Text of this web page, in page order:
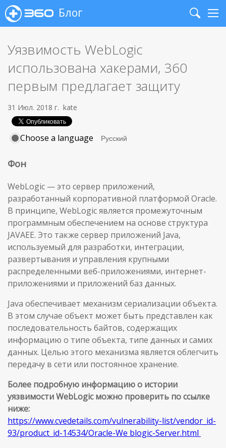
Блог
Search
Уязвимость WebLogic
использована хакерами, 360
первым предлагает защиту
31 Июл. 2018 г. kate
Choose a language
Фон
WebLogic — это сервер приложений,
разработанный корпоративной платформой Oracle.
В принципе, WebLogic является промежуточным
программным обеспечением на основе структура
JAVAEE. Это также сервер приложений Java,
используемый для разработки, интеграции,
развертывания и управления крупными
распределенными веб-приложениями, интернет-
приложениями и приложений баз данных.
Java обеспечивает механизм сериализации объекта.
В этом случае объект может быть представлен как
последовательность байтов, содержащих
информацию о типе объекта, типе данных и самих
данных. Целью этого механизма является облегчить
передачу в сети или постоянное хранение.
Более подробную информацию о истории
уязвимости WebLogic можно проверить по ссылке
ниже:
https://www.cvedetails.com/vulnerability-list/vendor_id-
93/product_id-14534/Oracle-We blogic-Server.html